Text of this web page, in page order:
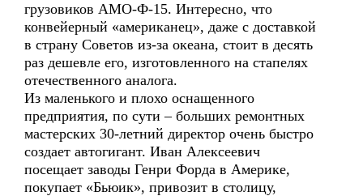
грузовиков АМО-Ф-15. Интересно, что
конвейерный «американец», даже с доставкой
в страну Советов из-за океана, стоит в десять
раз дешевле его, изготовленного на стапелях
отечественного аналога.
Из маленького и плохо оснащенного
предприятия, по сути – больших ремонтных
мастерских 30-летний директор очень быстро
создает автогигант. Иван Алексеевич
посещает заводы Генри Форда в Америке,
покупает «Бьюик», привозит в столицу,